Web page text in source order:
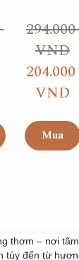
294.000
VND
204.000
VND
Mua
thơm – nơi
túy đến từ
with